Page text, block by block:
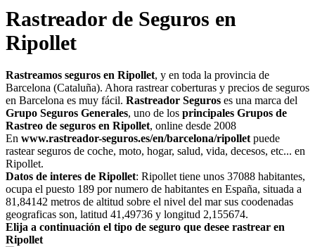
Rastreador de Seguros en
Ripollet
Rastreamos seguros en Ripollet, y en toda la provincia de
Barcelona (Cataluña). Ahora rastrear coberturas y precios de seguros
en Barcelona es muy fácil. Rastreador Seguros es una marca del
Grupo Seguros Generales, uno de los principales Grupos de
Rastreo de seguros en Ripollet, online desde 2008
En www.rastreador-seguros.es/en/barcelona/ripollet puede
rastear seguros de coche, moto, hogar, salud, vida, decesos, etc... en
Ripollet.
Datos de interes de Ripollet: Ripollet tiene unos 37088 habitantes,
ocupa el puesto 189 por numero de habitantes en España, situada a
81,84142 metros de altitud sobre el nivel del mar sus coodenadas
geograficas son, latitud 41,49736 y longitud 2,155674.
Elija a continuación el tipo de seguro que desee rastrear en
Ripollet